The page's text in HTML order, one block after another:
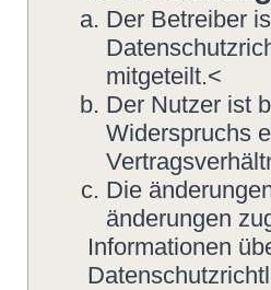
Der Betreiber
mitgeteilt.<
Der Nutzer ist
Widerspruchs
Die
änderungen
Informationen